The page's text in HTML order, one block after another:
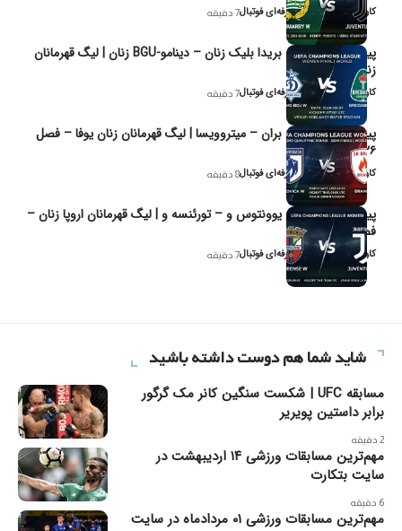
کاوه نیک‌فر، تحلیل‌گر حرفه‌ای فوتبال7 دقیقه
پیش‌بینی و تحلیل بریدا بلیک زنان – دینامو-BGU زنان | لیگ قهرمانان
زنان یوفا
کاوه نیک‌فر، تحلیل‌گر حرفه‌ای فوتبال7 دقیقه
پیش‌بینی و تحلیل بران – میتروویسا | لیگ قهرمانان زنان یوفا – فصل
۲۰۲۶
کاوه نیک‌فر، تحلیل‌گر حرفه‌ای فوتبال8 دقیقه
پیش‌بینی و تحلیل یوونتوس و – تورئنسه و | لیگ قهرمانان اروپا زنان –
فصل ۲۰۲۶
کاوه نیک‌فر، تحلیل‌گر حرفه‌ای فوتبال7 دقیقه
شاید شما هم دوست داشته باشید
مسابقه UFC | شکست سنگین کانر مک گرگور
برابر داستین پویریر
2 دقیقه
مهم‌ترین مسابقات ورزشی ۱۴ اردیبهشت در
سایت بتکارت
6 دقیقه
مهم‌ترین مسابقات ورزشی ۰۱ مردادماه در سایت